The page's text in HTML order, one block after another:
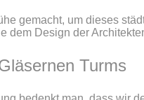
gemacht, um dieses
dem Design der
Turms